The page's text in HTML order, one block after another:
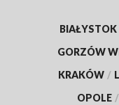
BIAŁYSTOK
GORZÓW
KRAKÓW /
OPOLE /